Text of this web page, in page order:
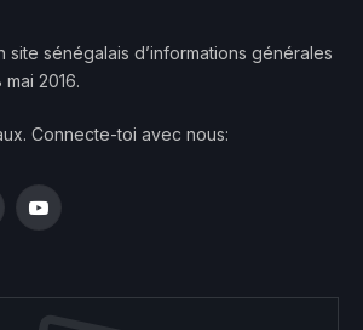
site sénégalais d’informations générales
2016.
Connecte-toi avec nous:
YouTube